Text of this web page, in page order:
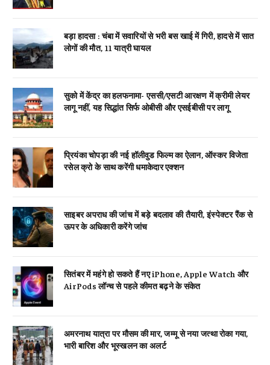
बड़ा हादसा : चंबा में सवारियों से भरी बस खाई में गिरी, हादसे में सात
लोगों की मौत, 11 यात्री घायल
सुको में केंद्र का हलफनामा- एससी/एसटी आरक्षण में क्रीमी लेयर
लागू नहीं, यह सिद्धांत सिर्फ ओबीसी और एसईबीसी पर लागू
प्रियंका चोपड़ा की नई हॉलीवुड फिल्म का ऐलान, ऑस्कर विजेता
रसेल क्रो के साथ करेंगी धमाकेदार एक्शन
साइबर अपराध की जांच में बड़े बदलाव की तैयारी, इंस्पेक्टर रैंक से
ऊपर के अधिकारी करेंगे जांच
सितंबर में महंगे हो सकते हैं नए iPhone, Apple Watch और
AirPods लॉन्च से पहले कीमत बढ़ने के संकेत
अमरनाथ यात्रा पर मौसम की मार, जम्मू से नया जत्था रोका गया,
भारी बारिश और भूस्खलन का अलर्ट